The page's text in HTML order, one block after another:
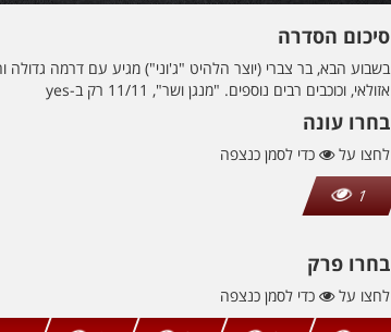
סיכום הסדרה
בשבוע הבא, בר צברי (יוצר הלהיט "ג'וני") מגיע עם דרמה גדולה
אזולאי, וכוכבים רבים נוספים. "מנגן ושר", 11/11 רק ב-yes
בחרו עונה
לחצו על
כדי לסמן כנצפה
1
בחרו פרק
לחצו על
כדי לסמן כנצפה